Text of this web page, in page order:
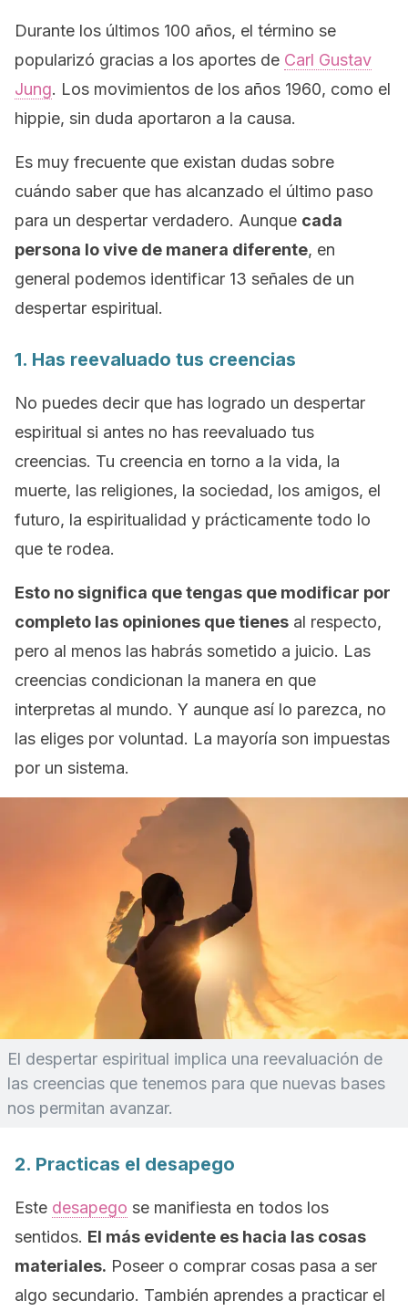
Durante los últimos 100 años, el término se
popularizó gracias a los aportes de Carl Gustav
Jung. Los movimientos de los años 1960, como el
hippie, sin duda aportaron a la causa.
Es muy frecuente que existan dudas sobre
cuándo saber que has alcanzado el último paso
para un despertar verdadero. Aunque cada
persona lo vive de manera diferente, en
general podemos identificar 13 señales de un
despertar espiritual.
1. Has reevaluado tus creencias
No puedes decir que has logrado un despertar
espiritual si antes no has reevaluado tus
creencias. Tu creencia en torno a la vida, la
muerte, las religiones, la sociedad, los amigos, el
futuro, la espiritualidad y prácticamente todo lo
que te rodea.
Esto no significa que tengas que modificar por
completo las opiniones que tienes al respecto,
pero al menos las habrás sometido a juicio. Las
creencias condicionan la manera en que
interpretas al mundo. Y aunque así lo parezca, no
las eliges por voluntad. La mayoría son impuestas
por un sistema.
El despertar espiritual implica una reevaluación de
las creencias que tenemos para que nuevas bases
nos permitan avanzar.
2. Practicas el desapego
Este desapego se manifiesta en todos los
sentidos. El más evidente es hacia las cosas
materiales. Poseer o comprar cosas pasa a ser
algo secundario. También aprendes a practicar el